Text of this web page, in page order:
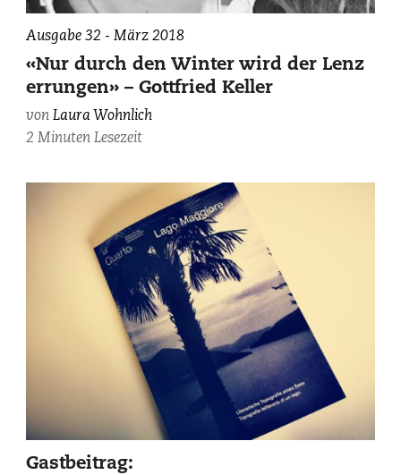
zvg.
Ausgabe 32 - März 2018
«Nur durch den Winter wird der Lenz
errungen» – Gottfried Keller
vonLaura Wohnlich
2 Minuten Lesezeit
Gastbeitrag: